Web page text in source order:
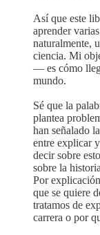
Así que este
aprender
naturalmente,
ciencia. Mi
— es cómo
mundo.
Sé que la
plantea
han señalado
entre explicar
decir sobre
sobre la
Por
que se quiere
tratamos de
carrera o por